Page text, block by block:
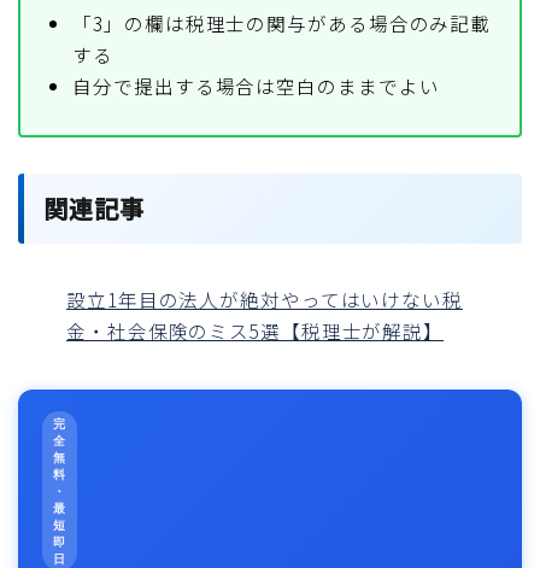
「3」の欄は税理士の関与がある場合のみ記載
する
自分で提出する場合は空白のままでよい
関連記事
設立1年目の法人が絶対やってはいけない税
金・社会保険のミス5選【税理士が解説】
完
全
無
料
・
最
短
即
日